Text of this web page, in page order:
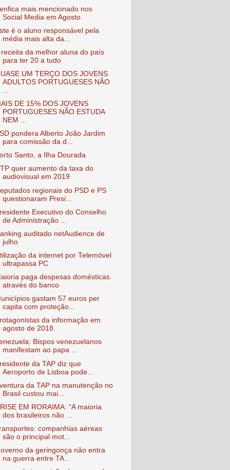
mais mencionado nos
Social Media em Agosto
é o aluno responsável pela
média mais alta da...
receita da melhor aluna do país
para ter 20 a tudo
UM TERÇO DOS JOVENS
ADULTOS PORTUGUESES NÃO
DE 15% DOS JOVENS
PORTUGUESES NÃO ESTUDA
NEM ...
pondera Alberto João Jardim
para comissão da d...
Santo, a Ilha Dourada
quer aumento da taxa do
audiovisual em 2019
regionais do PSD e PS
questionaram Presi...
Executivo do Conselho
de Administração ...
auditado netAudience de
julho
da internet por Telemóvel
ultrapassa PC
paga despesas domésticas
através do banco
gastam 57 euros per
capita com proteção...
da informação em
agosto de 2018
Bispos venezuelanos
manifestam ao papa ...
da TAP diz que
Aeroporto de Lisboa pode...
da TAP na manutenção no
Brasil custou mai...
EM RORAIMA: “A maioria
dos brasileiros não ...
companhias aéreas
são o principal mot...
da geringonça não entra
na guerra entre TA...